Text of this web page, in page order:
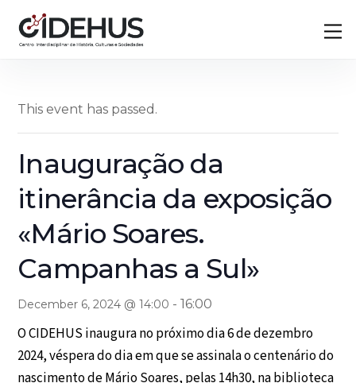
content
This event has passed.
Inauguração da
itinerância da exposição
«Mário Soares.
Campanhas a Sul»
December 6, 2024 @ 14:00 -16:00
O CIDEHUS inaugura no próximo dia 6 de dezembro
2024, véspera do dia em que se assinala o centenário do
nascimento de Mário Soares, pelas 14h30, na biblioteca